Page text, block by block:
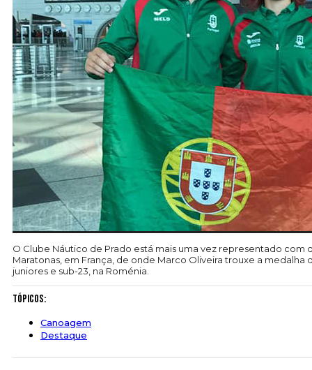
O Clube Náutico de Prado está mais uma vez representado com
Maratonas, em França, de onde Marco Oliveira trouxe a
juniores e sub-23, na Roménia.
Tópicos:
Canoagem
Destaque